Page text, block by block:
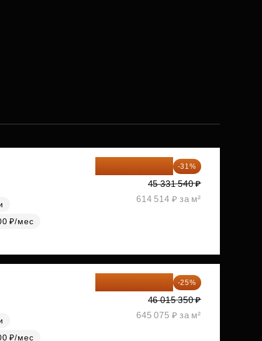
₽/мес
-31%
45 331 540 ₽
614 514 ₽ за м²
₽/мес
-25%
46 015 350 ₽
645 075 ₽ за м²